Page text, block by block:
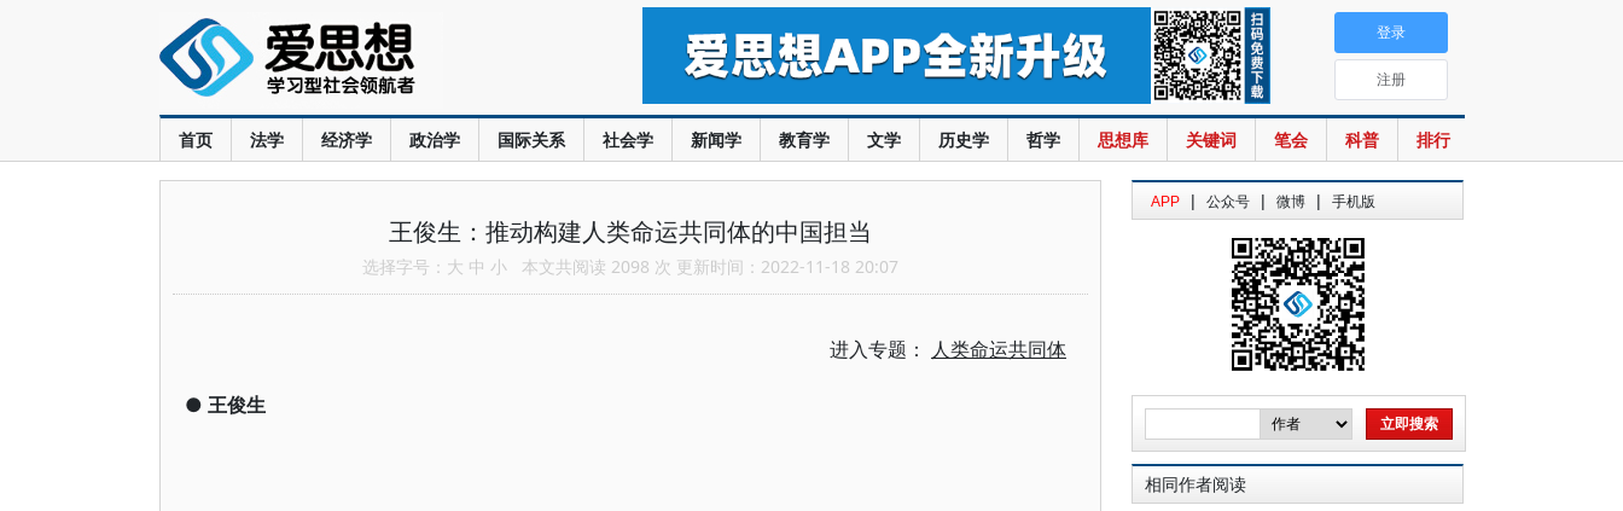
首页 法学 经济学 政治学 国际关系 社会学 新闻学 教育学 文学 历史学 哲学 思想库 关键词 笔会 科普 排行
登录
注册
王俊生：推动构建人类命运共同体的中国担当
选择字号： 大 中 小 本文共阅读 2098 次 更新时间：2022-11-18 20:07
进入专题： 人类命运共同体
● 王俊生
APP | 公众号 | 微博 | 手机版
相同作者阅读